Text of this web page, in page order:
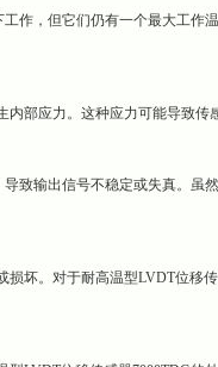
作，但它们仍有一个最大工作
部应力。这种应力可能导致传
致输出信号不稳定或失真。虽
坏。对于耐高温型LVDT位移